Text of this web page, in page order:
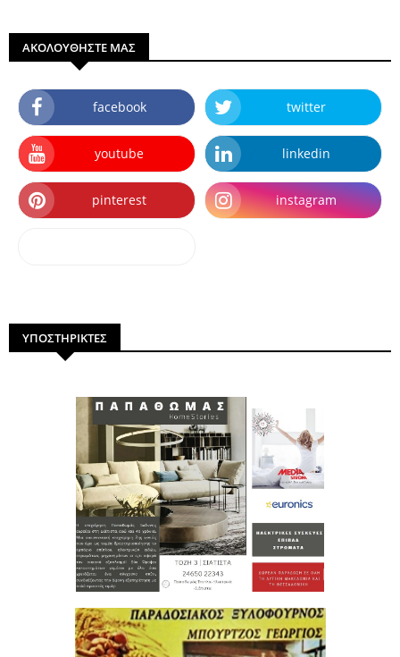
ΑΚΟΛΟΥΘΗΣΤΕ ΜΑΣ
facebook twitter
youtube linkedin
pinterest instagram
ΥΠΟΣΤΗΡΙΚΤΕΣ